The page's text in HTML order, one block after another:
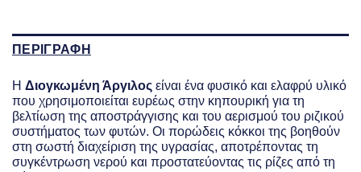
ΠΕΡΙΓΡΑΦΗ
Η Διογκωμένη Άργιλος είναι ένα φυσικό και ελαφρύ υλικό
που χρησιμοποιείται ευρέως στην κηπουρική για τη
βελτίωση της αποστράγγισης και του αερισμού του ριζικού
συστήματος των φυτών. Οι πορώδεις κόκκοι της βοηθούν
στη σωστή διαχείριση της υγρασίας, αποτρέποντας τη
συγκέντρωση νερού και προστατεύοντας τις ρίζες από τη